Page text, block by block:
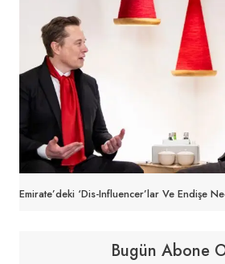
Emirate’deki ‘dis-Influencer’lar Ve Endişe
Bugün Abone